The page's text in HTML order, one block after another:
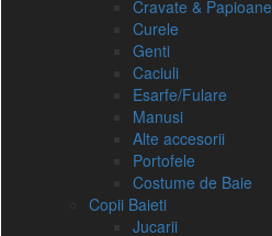
Cravate & Papioane
Curele
Genti
Caciuli
Esarfe/Fulare
Manusi
Alte accesorii
Portofele
Costume de Baie
Copii Baieti
Jucarii